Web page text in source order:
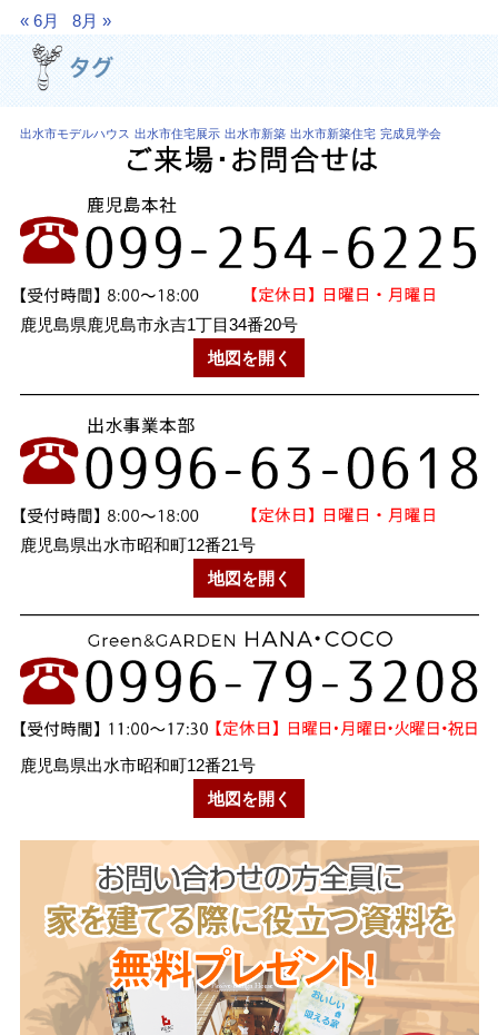
« 6月
8月 »
出水市モデルハウス 出水市住宅展示 出水市新築 出水市新築住宅 完成見学会
鹿児島県鹿児島市永吉1丁目34番20号
地図を開く
鹿児島県出水市昭和町12番21号
地図を開く
鹿児島県出水市昭和町12番21号
地図を開く